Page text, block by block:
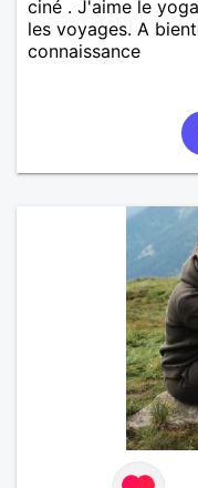
ciné . J'aime le
les voyages. A
connaissance